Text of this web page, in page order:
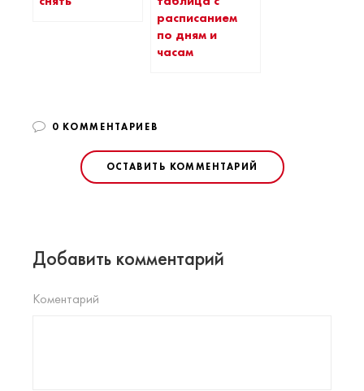
расписанием
по дням и
часам
0 КОММЕНТАРИЕВ
ОСТАВИТЬ КОММЕНТАРИЙ
Добавить комментарий
Коментарий